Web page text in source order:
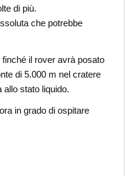
di più.
che potrebbe
finché il rover avrà posato
di 5.000 m nel cratere
stato liquido.
in grado di ospitare